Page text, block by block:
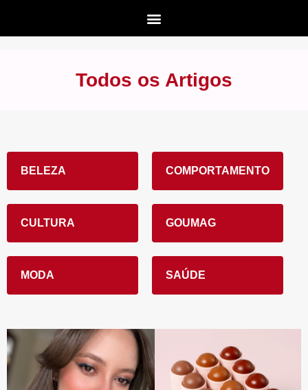
Todos os Artigos
BELEZA COMPORTAMENTO
CULTURA GOUMAG
MODA SAÚDE